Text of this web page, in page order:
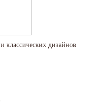
классических дизайнов